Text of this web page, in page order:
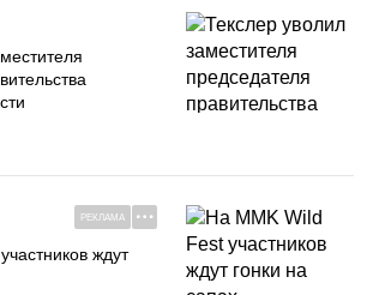
РЕКЛАМА
ждут